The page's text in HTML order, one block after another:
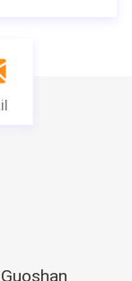
e fornitore
eccellente ai